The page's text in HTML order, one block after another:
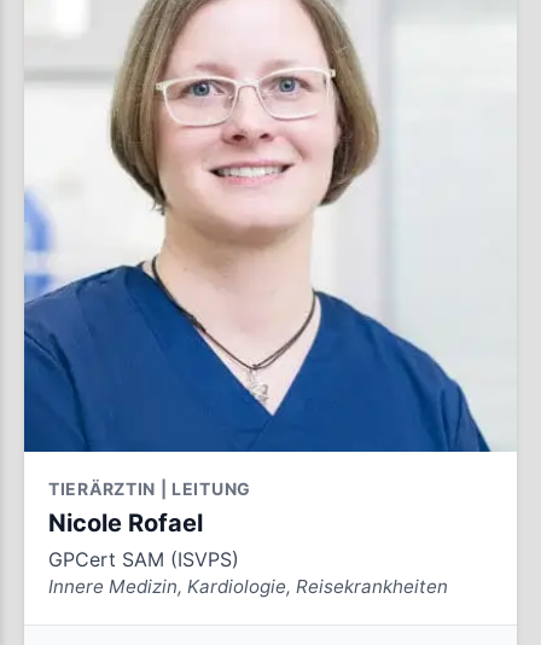
TIERÄRZTIN | LEITUNG
Nicole Rofael
GPCert SAM (ISVPS)
Innere Medizin, Kardiologie, Reisekrankheiten